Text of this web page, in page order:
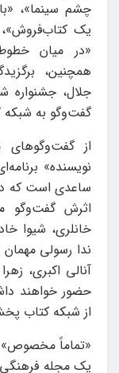
یک کتاب‌فروش»،
«در میان
همچنین،
جلال، جشنواره
گفت‌وگو به شبکه
از گفت‌وگوهای
نویسنده»
ساعدی است که
اثرش گفت‌وگو
خانلری، شیوا
ندا رسولی
آنالی اکبری،
حضور خواهند
از شبکه کتاب
«تماماً مخصوص»
یک مجله